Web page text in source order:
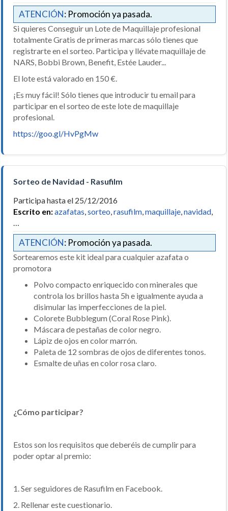
ATENCIÓN: Promoción ya pasada.
Si quieres Conseguir un Lote de Maquillaje profesional
totalmente Gratis de primeras marcas sólo tienes que
registrarte en el sorteo. Participa y llévate maquillaje de
NARS, Bobbi Brown, Benefit, Estée Lauder...
El lote está valorado en 150 €.
¡Es muy fácil! Sólo tienes que introducir tu email para
participar en el sorteo de este lote de maquillaje
profesional.
https://goo.gl/HvPgMw
Sorteo de Navidad - Rasufilm
Participa hasta el 25/12/2016
Escrito en:azafatas,sorteo,rasufilm,maquillaje,navidad,
…
ATENCIÓN: Promoción ya pasada.
Sortearemos este kit ideal para cualquier azafata o
promotora
Polvo compacto enriquecido con minerales que
controla los brillos hasta 5h e igualmente ayuda a
disimular las imperfecciones de la piel.
Colorete Bubblegum (Coral Rose Pink).
Máscara de pestañas de color negro.
Lápiz de ojos en color marrón.
Paleta de 12 sombras de ojos de diferentes tonos.
Esmalte de uñas en color rosa claro.
¿Cómo participar?
Estos son los requisitos que deberéis de cumplir para
poder optar al premio:
1. Ser seguidores de Rasufilm en Facebook.
2. Rellenar este cuestionario.